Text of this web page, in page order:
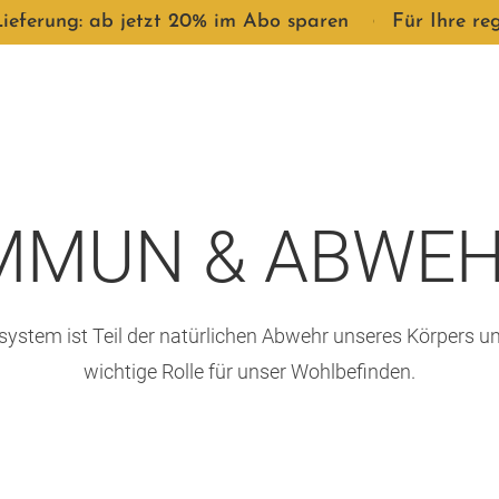
ab jetzt 20% im Abo sparen ● Für Ihre
&
ist Teil der natürlichen Abwehr unseres Körpers
wichtige Rolle für unser Wohlbefinden.